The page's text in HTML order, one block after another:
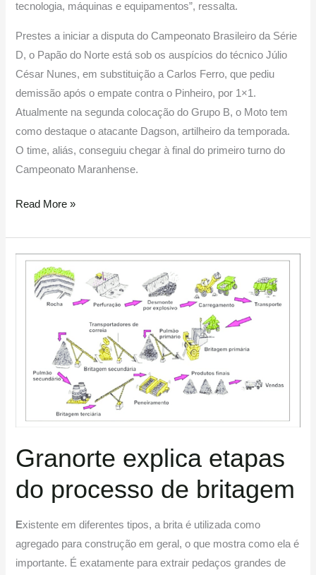
tecnologia, máquinas e equipamentos”, ressalta.
Prestes a iniciar a disputa do Campeonato Brasileiro da Série
D, o Papão do Norte está sob os auspícios do técnico Júlio
César Nunes, em substituição a Carlos Ferro, que pediu
demissão após o empate contra o Pinheiro, por 1×1.
Atualmente na segunda colocação do Grupo B, o Moto tem
como destaque o atacante Dagson, artilheiro da temporada.
O time, aliás, conseguiu chegar à final do primeiro turno do
Campeonato Maranhense.
Read More »
Granorte explica etapas
do processo de britagem
Existente em diferentes tipos, a brita é utilizada como
agregado para construção em geral, o que mostra como ela é
importante. É exatamente para extrair pedaços grandes de
Granorte
explica
etapas
processo
britagem